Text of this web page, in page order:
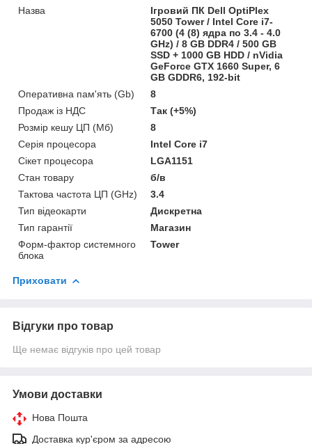
Назва
Ігровий ПК Dell OptiPlex
5050 Tower / Intel Core i7-
6700 (4 (8) ядра по 3.4 - 4.0
GHz) / 8 GB DDR4 / 500 GB
SSD + 1000 GB HDD / nVidia
GeForce GTX 1660 Super, 6
GB GDDR6, 192-bit
Оперативна пам'ять (Gb)
8
Продаж із НДС
Так (+5%)
Розмір кешу ЦП (Мб)
8
Серія процесора
Intel Core i7
Сікет процесора
LGA1151
Стан товару
б/в
Тактова частота ЦП (GHz)
3.4
Тип відеокарти
Дискретна
Тип гарантії
Магазин
Форм-фактор системного
блока
Tower
Приховати
Відгуки про товар
Ще немає відгуків про цей товар
Умови доставки
Нова Пошта
Доставка кур'єром за адресою